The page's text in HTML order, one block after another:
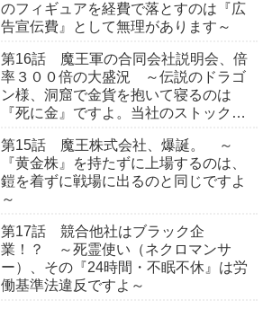
のフィギュアを経費で落とすのは『広
告宣伝費』として無理があります～
第16話 魔王軍の合同会社説明会、倍
率３００倍の大盛況 ～伝説のドラゴ
ン様、洞窟で金貨を抱いて寝るのは
『死に金』ですよ。当社のストックオ
第15話 魔王株式会社、爆誕。 ～
『黄金株』を持たずに上場するのは、
鎧を着ずに戦場に出るのと同じですよ
～
第17話 競合他社はブラック企
業！？ ～死霊使い（ネクロマンサ
ー）、その『24時間・不眠不休』は労
働基準法違反ですよ～